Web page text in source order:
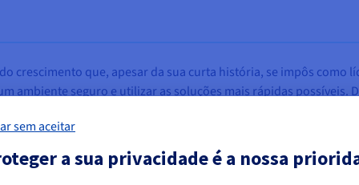
crescimento que, apesar da sua curta história, se impôs como
ambiente seguro e utilizar as soluções mais rápidas possíveis.
ou evoluíram à medida que a empresa crescia. Após um
apoio mais abrangente. Além disso, a Sportano quis
ininterrupta, o que poderia ter sido afetado durante a
sem aceitar
a sua privacidade é a nossa